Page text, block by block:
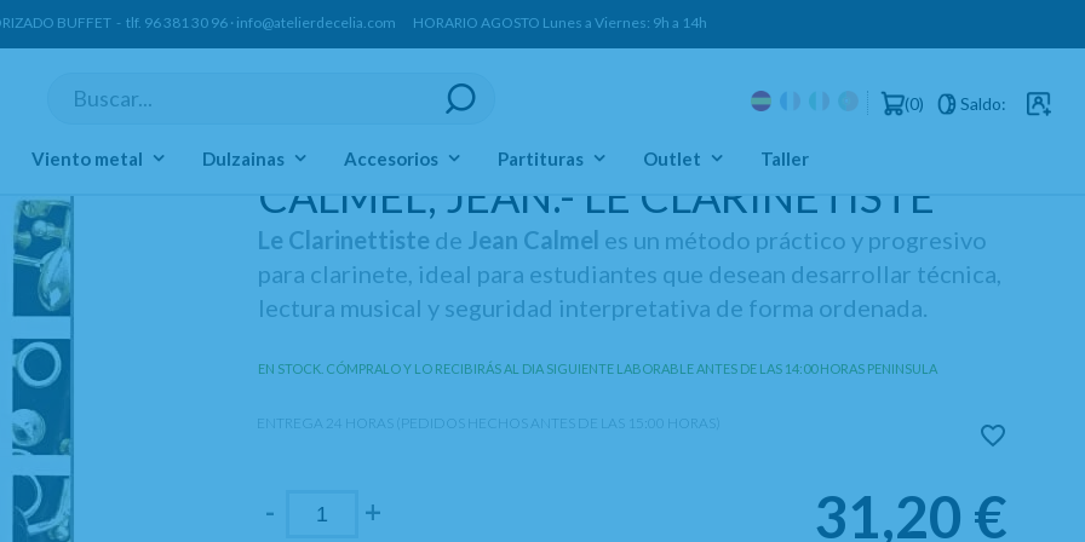
BUFFET - tlf. 96 381 30 96 · info@atelierdecelia.com HORARIO AGOSTO Lunes a Viernes: 9h a 14h
0 Saldo:
Viento metal Dulzainas Accesorios Partituras Outlet Taller
CALMEL, JEAN.- LE CLARINETISTE
Le Clarinettiste de Jean Calmel es un método práctico y progresivo
para clarinete, ideal para estudiantes que desean desarrollar técnica,
lectura musical y seguridad interpretativa de forma ordenada.
EN STOCK. CÓMPRALO Y LO RECIBIRÁS AL DIA SIGUIENTE LABORABLE ANTES DE LAS 14:00 HORAS PENINSULA
ENTREGA 24 HORAS (PEDIDOS HECHOS ANTES DE LAS 15:00 HORAS)
- + 31,20 €